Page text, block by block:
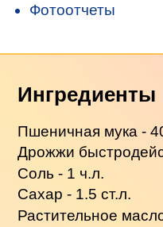
Фотоотчеты
Ингредиенты
Пшеничная мука -
Дрожжи
Соль - 1 ч.л.
Сахар - 1.5 ст.л.
Растительное